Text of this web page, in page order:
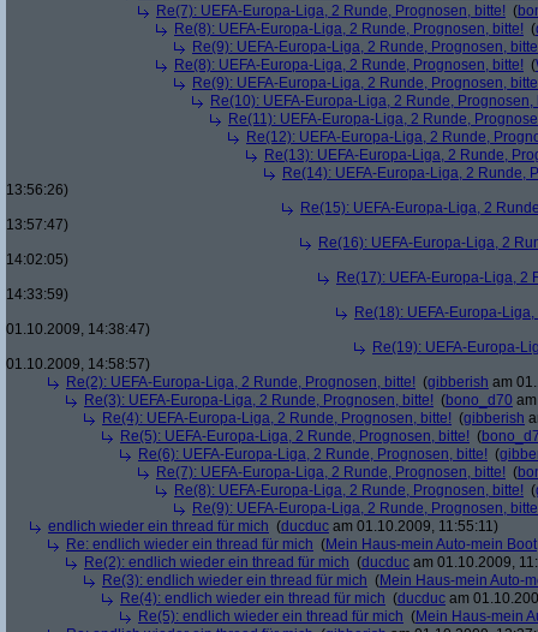
Re(7): UEFA-Europa-Liga, 2 Runde, Prognosen, bitte! (
Re(8): UEFA-Europa-Liga, 2 Runde, Prognosen, bitte! (
Re(9): UEFA-Europa-Liga, 2 Runde, Prognosen,
Re(8): UEFA-Europa-Liga, 2 Runde, Prognosen, bitte! (
Re(9): UEFA-Europa-Liga, 2 Runde, Prognosen,
Re(10): UEFA-Europa-Liga, 2 Runde, Prognosen,
Re(11): UEFA-Europa-Liga, 2 Runde,
Re(12): UEFA-Europa-Liga, 2 Runde,
Re(13): UEFA-Europa-Liga, 2 Runde,
Re(14): UEFA-Europa-Liga, 2 Runde,
13:56:26)
Re(15): UEFA-Europa-Liga, 2
13:57:47)
Re(16): UEFA-Europa-Liga, 2
14:02:05)
Re(17): UEFA-Europa-Liga, 2
14:33:59)
Re(18): UEFA-Europa-
01.10.2009, 14:38:47)
Re(19): UEFA-Europa-
01.10.2009, 14:58:57)
Re(2): UEFA-Europa-Liga, 2 Runde, Prognosen, bitte! (gibberish am
Re(3): UEFA-Europa-Liga, 2 Runde, Prognosen, bitte! (bono_d70
Re(4): UEFA-Europa-Liga, 2 Runde, Prognosen, bitte! (gibberish
Re(5): UEFA-Europa-Liga, 2 Runde, Prognosen, bitte! (
Re(6): UEFA-Europa-Liga, 2 Runde, Prognosen, bitte! (
Re(7): UEFA-Europa-Liga, 2 Runde, Prognosen, bitte! (
Re(8): UEFA-Europa-Liga, 2 Runde, Prognosen, bitte! (
Re(9): UEFA-Europa-Liga, 2 Runde, Prognosen,
endlich wieder ein thread für mich (ducduc am 01.10.2009, 11:55:11)
Re: endlich wieder ein thread für mich (Mein Haus-mein Auto-mein Boot
Re(2): endlich wieder ein thread für mich (ducduc am 01.10.2009,
Re(3): endlich wieder ein thread für mich (Mein Haus-mein Auto-
Re(4): endlich wieder ein thread für mich (ducduc am
Re(5): endlich wieder ein thread für mich (Mein Haus-mein